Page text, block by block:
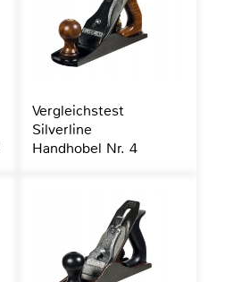
Vergleichstest
Silverline
Handhobel Nr. 4